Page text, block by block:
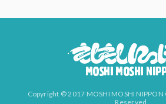
Copyright © 2017 MOSHI MOSHI
Reserved.